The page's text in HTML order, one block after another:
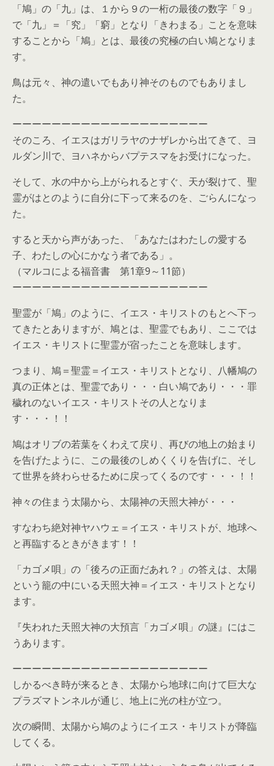
「鳩」の「九」は、１から９の一桁の最後の数字「９」
で「九」＝「究」「窮」となり「きわまる」ことを意味
することから「鳩」とは、最後の究極の白い鳩となりま
す。
鳥は元々、神の遣いでもあり神そのものでもありまし
た。
ーーーーーーーーーーーーーーーーーーーー
そのころ、イエスはガリラヤのナザレから出てきて、ヨ
ルダン川で、ヨハネからバプテスマをお受けになった。
そして、水の中から上がられるとすぐ、天が裂けて、聖
霊がはとのように自分に下って来るのを、ごらんになっ
た。
すると天から声があった、「あなたはわたしの愛する
子、わたしの心にかなう者である」。
（マルコによる福音書 第1章9～11節）
ーーーーーーーーーーーーーーーーーーーー
聖霊が「鳩」のように、イエス・キリストのもとへ下っ
てきたとありますが、鳩とは、聖霊でもあり、ここでは
イエス・キリストに聖霊が宿ったことを意味します。
つまり、鳩＝聖霊＝イエス・キリストとなり、八幡鳩の
真の正体とは、聖霊であり・・・白い鳩であり・・・罪
穢れのないイエス・キリストその人となりま
す・・・！！
鳩はオリブの若葉をくわえて戻り、再びの地上の始まり
を告げたように、この最後のしめくくりを告げに、そし
て世界を終わらせるために戻ってくるのです・・・！！
神々の住まう太陽から、太陽神の天照大神が・・・
すなわち絶対神ヤハウェ＝イエス・キリストが、地球へ
と再臨するときがきます！！
「カゴメ唄」の「後ろの正面だあれ？」の答えは、太陽
という籠の中にいる天照大神＝イエス・キリストとなり
ます。
『失われた天照大神の大預言「カゴメ唄」の謎』にはこ
うあります。
ーーーーーーーーーーーーーーーーーーーー
しかるべき時が来るとき、太陽から地球に向けて巨大な
プラズマトンネルが通じ、地上に光の柱が立つ。
次の瞬間、太陽から鳩のようにイエス・キリストが降臨
してくる。